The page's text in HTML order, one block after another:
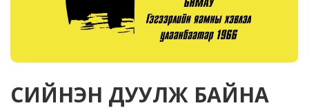
СИЙНЭН ДУУЛЖ БАЙНА